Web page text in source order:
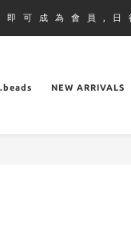
可 成 為 會 員 , 日
NEW ARRIVALS